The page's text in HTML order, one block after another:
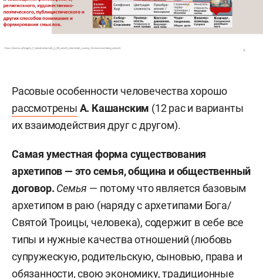
Расовые особенности человечества хорошо
рассмотрены А. Кашанским (12 рас и варианты
их взаимодействия друг с другом).
Самая уместная форма существования
архетипов — это семья, община и общественный
договор. Семья — потому что является базовым
архетипом в раю (наряду с архетипами Бога/
Святой Троицы, человека), содержит в себе все
типы и нужные качества отношений (любовь
супружескую, родительскую, сыновью, права и
обязанности, свою экономику, традиционные